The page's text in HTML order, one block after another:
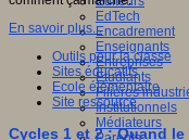
EdTech
Encadrement
Enseignants
Entreprises
Etudiants
Filières
Institutionnels
Médiateurs
En savoir plus...
Outils pour la classe
Sites éducatifs
Ecole élémentaire
Site ressource
Cycles 1 et 2 : Quand